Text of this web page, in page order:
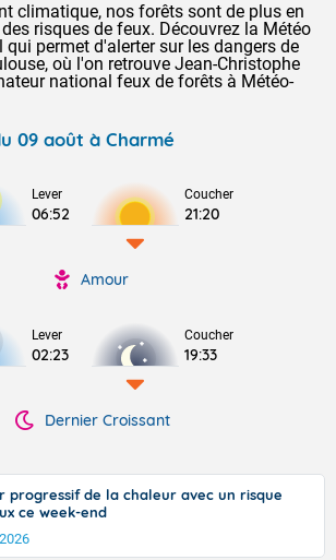
climatique, nos forêts sont de plus en
risques de feux. Découvrez la Météo
permet d'alerter sur les dangers de
où l'on retrouve Jean-Christophe
national feux de forêts à Météo-
09 août à Charmé
Lever
06:52
Coucher
21:20
Amour
Lever
02:23
Coucher
19:33
Dernier Croissant
progressif de la chaleur avec un risque
ce week-end